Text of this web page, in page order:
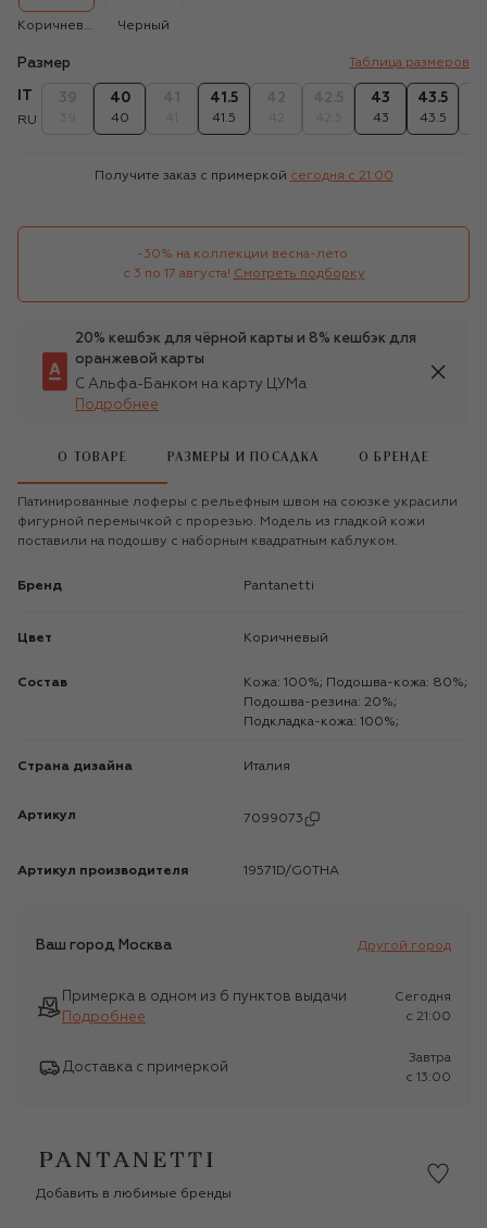
Коричневый Черный
Размер Таблица размеров
RU
40
40
41.5
41.5
43
43
43.5
43.5
Получите заказ с примеркой сегодня c 21:00
-30% на коллекции весна-лето
с 3 по 17 августа! Смотреть подборку
20% кешбэк для чёрной карты и 8% кешбэк для
оранжевой карты
С Альфа-Банком на карту ЦУМа
Подробнее
О ТОВАРЕ РАЗМЕРЫ И ПОСАДКА О БРЕНДЕ
Патинированные лоферы с рельефным швом на союзке украсили
фигурной перемычкой с прорезью. Модель из гладкой кожи
поставили на подошву с наборным квадратным каблуком.
Бренд Pantanetti
Цвет Коричневый
Состав
Кожа: 100%; Подошва-кожа: 80%;
Подошва-резина: 20%;
Подкладка-кожа: 100%;
Страна дизайна Италия
Артикул 7099073
Артикул производителя 19571D/G0THA
Ваш город Москва Другой город
Примерка в одном из 6 пунктов выдачи
Подробнее
Сегодня
c 21:00
Доставка с примеркой
Завтра
c 13:00
Добавить в любимые бренды